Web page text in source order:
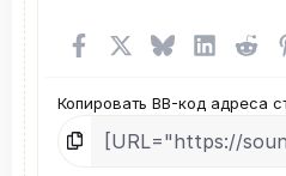
FacebookX (Twitter)
BlueskyLinkedIn
Копировать BB-код адреса